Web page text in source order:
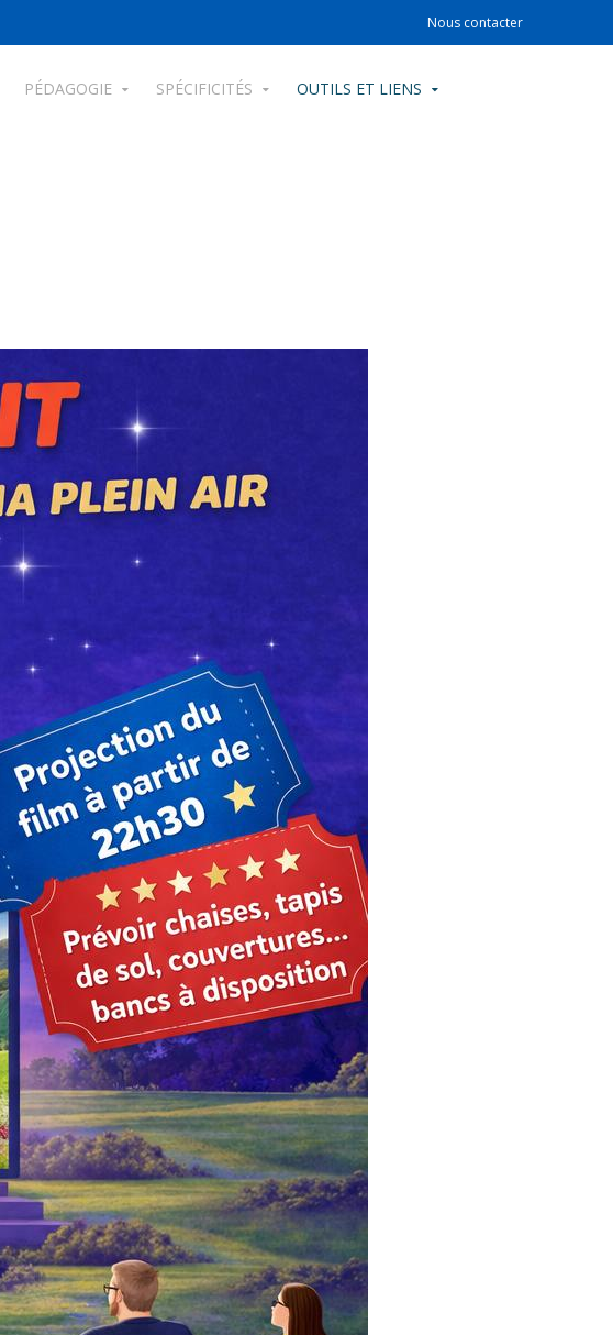
Nous contacter
PÉDAGOGIE SPÉCIFICITÉS OUTILS ET LIENS